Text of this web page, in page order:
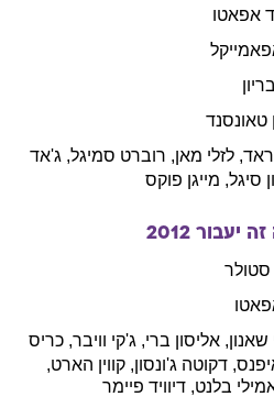
אפאטו
בריון
טאונסנד
ראד, לזלי מאן, רוברט סמיגל, ג'אד
סיגל, מייגן פוקס
יעבור 2012
סטולר
שאנון, אליסון ברי, ג'קי וויבר, כריס
, דקוטה ג'ונסון, קווין הארט,
בלנט, דיוויד פיימר